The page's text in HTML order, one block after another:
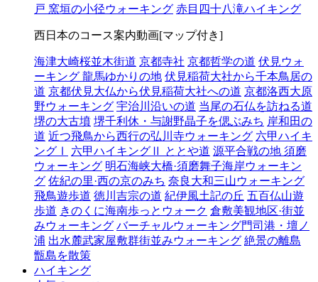
戸 窯垣の小径ウォーキング 赤目四十八滝ハイキング
西日本のコース案内動画[マップ付き]
海津大崎桜並木街道 京都寺社 京都哲学の道 伏見ウォ
ーキング 龍馬ゆかりの地 伏見稲荷大社から千本鳥居の
道 京都伏見大仏から伏見稲荷大社への道 京都洛西大原
野ウォーキング 宇治川沿いの道 当尾の石仏を訪ねる道
堺の大古墳 堺千利休・与謝野晶子を偲ぶみち 岸和田の
道 近つ飛鳥から西行の弘川寺ウォーキング 六甲ハイキ
ングⅠ
六甲ハイキングⅡ ととや道 源平合戦の地 須磨
ウォーキング 明石海峡大橋·須磨舞子海岸ウォーキン
グ 佐紀の里·西の京のみち 奈良大和三山ウォーキング
飛鳥遊歩道 徳川吉宗の道 紀伊風土記の丘 五百仏山遊
歩道 きのくに海南歩っとウォーク 倉敷美観地区·街並
みウォーキング バーチャルウォーキング門司港・壇ノ
浦 出水麓武家屋敷群街並みウォーキング 絶景の離島
甑島を散策
ハイキング